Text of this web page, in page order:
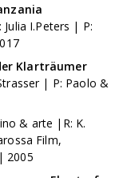
I.Peters | P:
Klarträumer
| P: Paolo &
& arte |R: K.
Film,
2005